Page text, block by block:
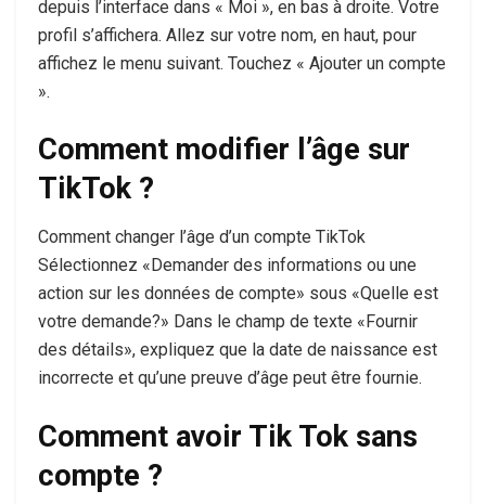
depuis l’interface dans « Moi », en bas à droite. Votre
profil s’affichera. Allez sur votre nom, en haut, pour
affichez le menu suivant. Touchez « Ajouter un compte
».
Comment modifier l’âge sur
TikTok ?
Comment changer l’âge d’un compte TikTok
Sélectionnez «Demander des informations ou une
action sur les données de compte» sous «Quelle est
votre demande?» Dans le champ de texte «Fournir
des détails», expliquez que la date de naissance est
incorrecte et qu’une preuve d’âge peut être fournie.
Comment avoir Tik Tok sans
compte ?